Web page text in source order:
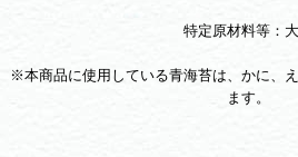
特定原材料等：
※本商品に使用している青海苔は、かに、
ます。